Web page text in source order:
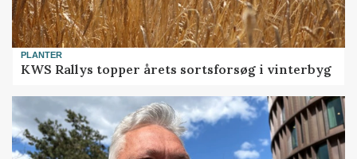
PLANTER
KWS Rallys topper årets sortsforsøg i vinterbyg